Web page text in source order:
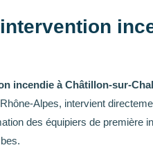
incendie à Châtillon-sur-
Alpes, intervient
des équipiers de première